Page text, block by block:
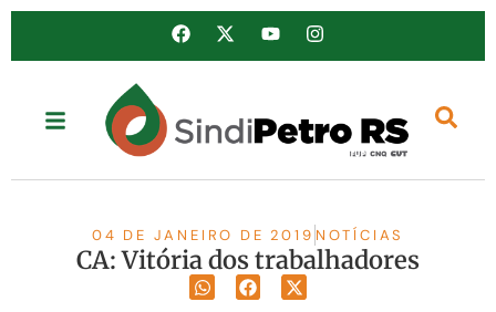
04 DE JANEIRO DE 2019 NOTÍCIAS
CA: Vitória dos trabalhadores